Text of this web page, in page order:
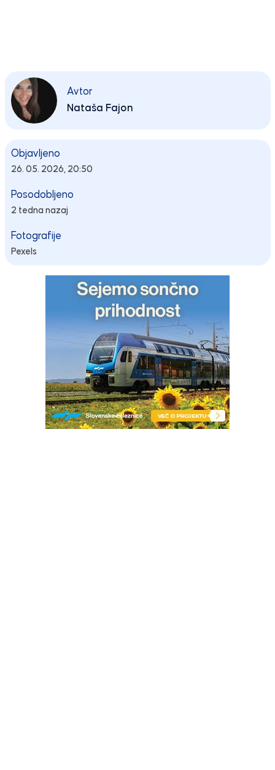
Avtor
Nataša Fajon
Objavljeno
26. 05. 2026, 20:50
Posodobljeno
2 tedna nazaj
Fotografije
Pexels